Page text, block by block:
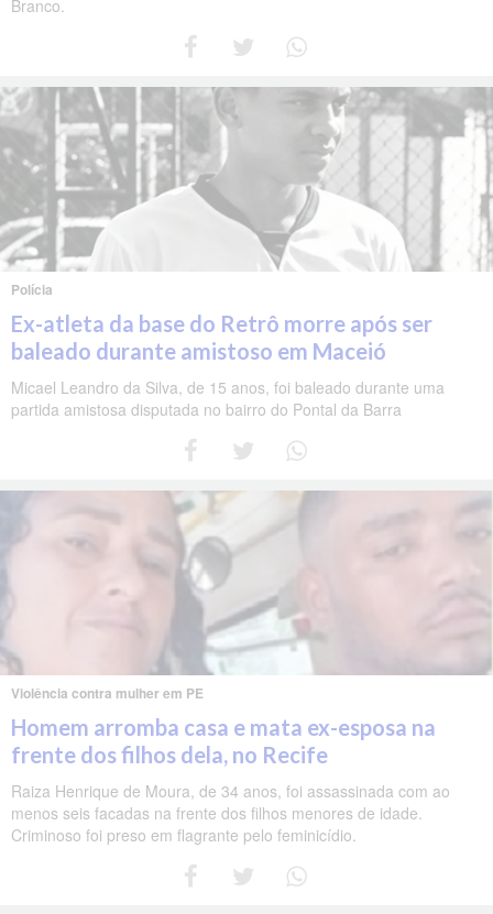
Branco.
Polícia
Ex-atleta da base do Retrô morre após ser
baleado durante amistoso em Maceió
Micael Leandro da Silva, de 15 anos, foi baleado durante uma
partida amistosa disputada no bairro do Pontal da Barra
Violência contra mulher em PE
Homem arromba casa e mata ex-esposa na
frente dos filhos dela, no Recife
Raiza Henrique de Moura, de 34 anos, foi assassinada com ao
menos seis facadas na frente dos filhos menores de idade.
Criminoso foi preso em flagrante pelo feminicídio.